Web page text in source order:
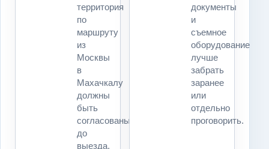
территория
по
маршруту
из
Москвы
в
Махачкалу
должны
быть
согласованы
до
выезда.
документы
и
съемное
оборудование
лучше
забрать
заранее
или
отдельно
проговорить.